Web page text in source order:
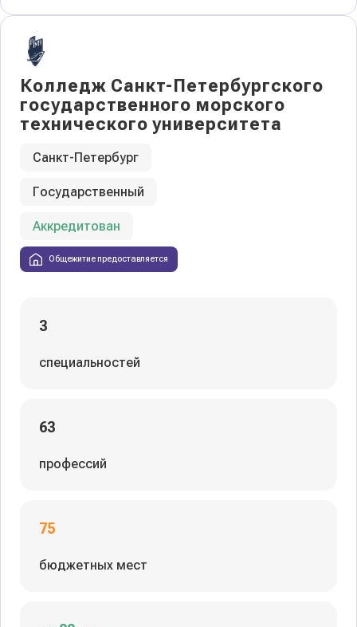
Колледж Санкт-Петербургского
государственного морского
технического университета
Санкт-Петербург
Государственный
Аккредитован
Общежитие предоставляется
3
специальностей
63
профессий
75
бюджетных мест